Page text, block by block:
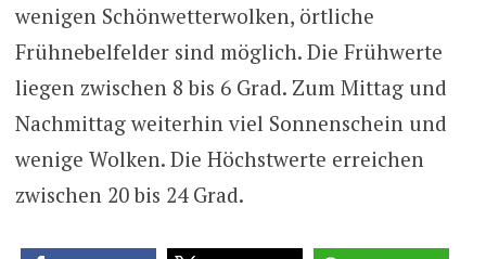
wenigen Schönwetterwolken, örtliche
Frühnebelfelder sind möglich. Die Frühwerte
liegen zwischen 8 bis 6 Grad. Zum Mittag und
Nachmittag weiterhin viel Sonnenschein und
wenige Wolken. Die Höchstwerte erreichen
zwischen 20 bis 24 Grad.